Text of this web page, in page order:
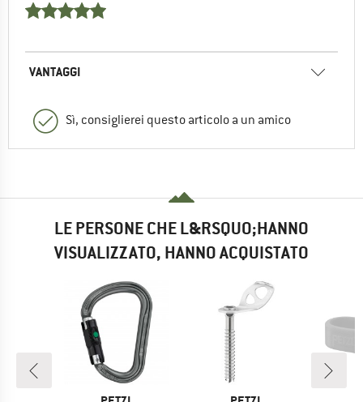
VANTAGGI
Sì, consiglierei questo articolo a un amico
LE PERSONE CHE L&RSQUO;HANNO
VISUALIZZATO, HANNO ACQUISTATO